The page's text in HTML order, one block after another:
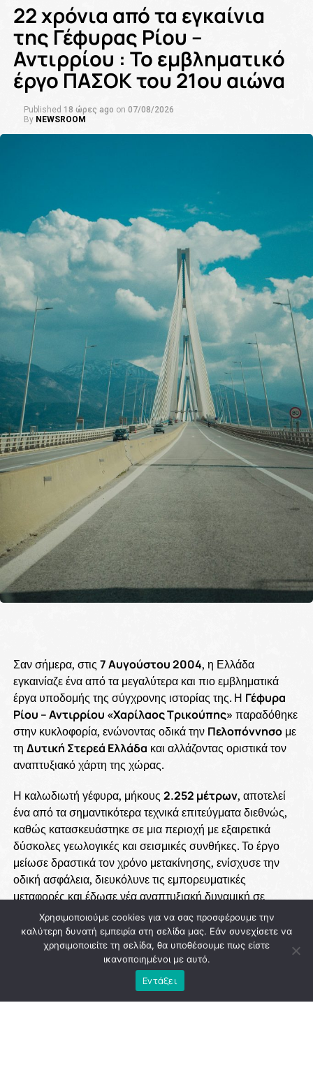
22 χρόνια από τα εγκαίνια
της Γέφυρας Ρίου –
Αντιρρίου : Το εμβληματικό
έργο ΠΑΣΟΚ του 21ου αιώνα
Published 18 ώρες ago on 07/08/2026
By NEWSROOM
Σαν σήμερα, στις 7 Αυγούστου 2004, η Ελλάδα
εγκαινίαζε ένα από τα μεγαλύτερα και πιο εμβληματικά
έργα υποδομής της σύγχρονης ιστορίας της. Η Γέφυρα
Ρίου – Αντιρρίου «Χαρίλαος Τρικούπης» παραδόθηκε
στην κυκλοφορία, ενώνοντας οδικά την Πελοπόννησομε
τη Δυτική Στερεά Ελλάδα και αλλάζοντας οριστικά τον
αναπτυξιακό χάρτη της χώρας.
Η καλωδιωτή γέφυρα, μήκους 2.252 μέτρων, αποτελεί
ένα από τα σημαντικότερα τεχνικά επιτεύγματα διεθνώς,
καθώς κατασκευάστηκε σε μια περιοχή με εξαιρετικά
δύσκολες γεωλογικές και σεισμικές συνθήκες. Το έργο
μείωσε δραστικά τον χρόνο μετακίνησης, ενίσχυσε την
οδική ασφάλεια, διευκόλυνε τις εμπορευματικές
μεταφορές και έδωσε νέα αναπτυξιακή δυναμική σε
ολόκληρη τη Δυτική Ελλάδα.
Η ολοκλήρωση της γέφυρας συνδέθηκε με τη στρατηγική
των κυβερνήσεων τουΠΑΣΟΚγια την υλοποίηση
μεγάλων δημόσιων έργων που αναβάθμισαν τις
υποδομές της χώρας και δημιούργησαν τις προϋποθέσεις
Χρησιμοποιούμε cookies για να σας προσφέρουμε την
καλύτερη δυνατή εμπειρία στη σελίδα μας. Εάν συνεχίσετε να
χρησιμοποιείτε τη σελίδα, θα υποθέσουμε πως είστε
ικανοποιημένοι με αυτό.
Εντάξει